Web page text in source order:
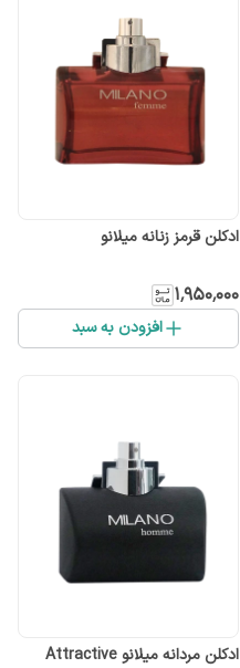
ادکلن قرمز زنانه میلانو
۱٬۹۵۰٬۰۰۰
افزودن به سبد
ادکلن مردانه میلانو Attractive